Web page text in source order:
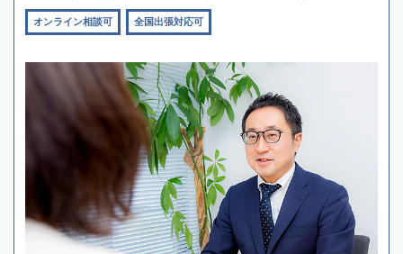
オンライン相談可 全国出張対応可